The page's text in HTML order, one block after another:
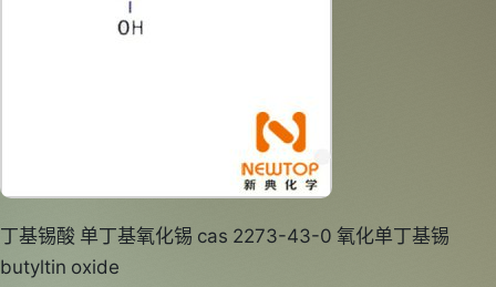
丁基锡酸 单丁基氧化锡 cas 2273-43-0 氧化单丁基锡
butyltin oxide